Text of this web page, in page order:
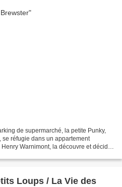
de supermarché, la petite Punky,
réfugie dans un appartement
Warnimont, la découvre et décide
Loups / La Vie des